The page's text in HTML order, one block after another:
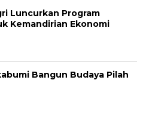
Luncurkan Program
Kemandirian Ekonomi
Bangun Budaya Pilah